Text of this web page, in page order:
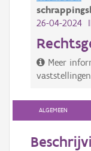
26-04-2024
Meer
ALGEMEEN